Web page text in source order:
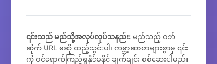
၎င်းသည် မည်သို့အလုပ်လုပ်သနည်း: မည်သည့် ဝဘ်
ဆိုက် URL မဆို ထည့်သွင်းပါ၊ ကမ္ဘာ့ဆာဗာများစွာမှ ၎င်း
ကို ဝင်ရောက်ကြည့်ရှုနိုင်မနိုင် ချက်ချင်း စစ်ဆေးပါမည်။